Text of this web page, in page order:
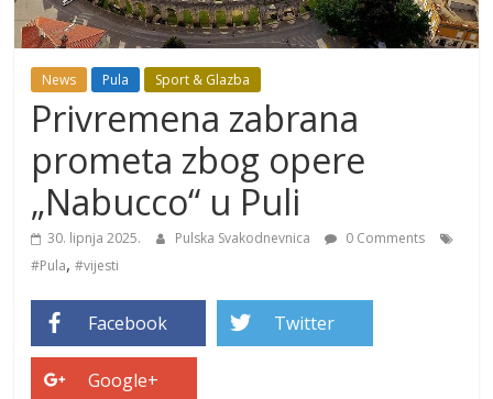
News Pula Sport & Glazba
Privremena zabrana
prometa zbog opere
„Nabucco“ u Puli
30. lipnja 2025. Pulska Svakodnevnica
0 Comments
#Pula,#vijesti
Facebook Twitter
Google+